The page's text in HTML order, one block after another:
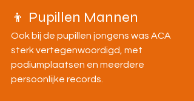
👦 Pupillen Mannen
Ook bij de pupillen jongens was ACA
sterk vertegenwoordigd, met
podiumplaatsen en meerdere
persoonlijke records.